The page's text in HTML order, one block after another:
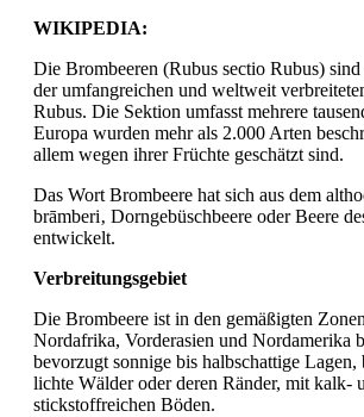
WIKIPEDIA:
Die Brombeeren (Rubus sectio Rubus)
der umfangreichen und weltweit
Rubus. Die Sektion umfasst mehrere
Europa wurden mehr als 2.000 Arten
allem wegen ihrer Früchte geschätzt sind.
Das Wort Brombeere hat sich aus dem
brāmberi‚ Dorngebüschbeere oder Beere
entwickelt.
Verbreitungsgebiet
Die Brombeere ist in den gemäßigten
Nordafrika, Vorderasien und Nordamerika
bevorzugt sonnige bis halbschattige Lagen,
lichte Wälder oder deren Ränder, mit kalk-
stickstoffreichen Böden.